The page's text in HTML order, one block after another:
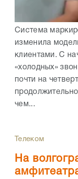
Система
изменила
клиентами. С
«холодных»
почти на
чем...
Телеком
На